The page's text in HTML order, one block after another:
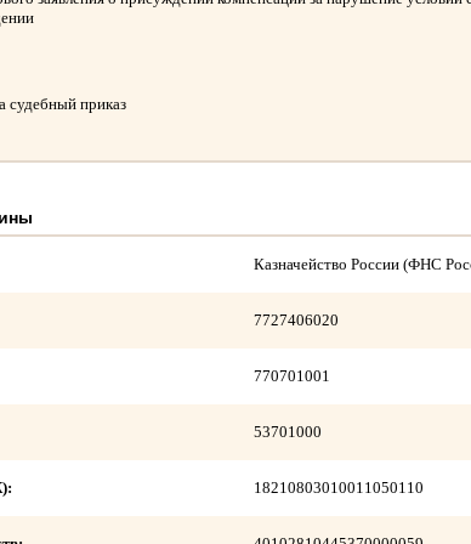
судебный приказ
Казначейство России (ФНС
7727406020
770701001
53701000
18210803010011050110